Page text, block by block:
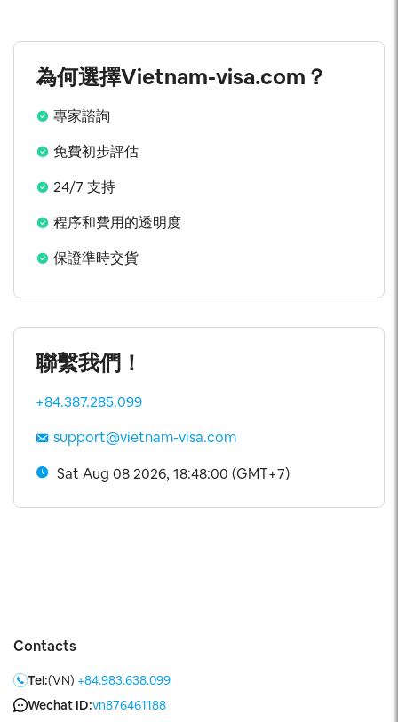
為何選擇Vietnam-visa.com？
專家諮詢
免費初步評估
24/7 支持
程序和費用的透明度
保證準時交貨
聯繫我們！
+84.387.285.099
support@vietnam-visa.com
Sat Aug 08 2026, 18:48:00 (GMT+7)
Contacts
Tel:(VN) +84.983.638.099
Wechat ID:vn876461188